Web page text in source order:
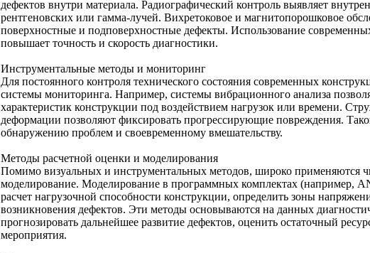
дефектов внутри материала. Радиографический контроль выявляет
рентгеновских или гамма-лучей. Вихретоковое и магнитопорошковое
поверхностные и подповерхностные дефекты. Использование
повышает точность и скорость диагностики.
Инструментальные методы и мониторинг
Для постоянного контроля технического состояния современных
системы мониторинга. Например, системы вибрационного анализа
характеристик конструкции под воздействием нагрузок или времени.
деформации позволяют фиксировать прогрессирующие повреждения.
обнаружению проблем и своевременному вмешательству.
Методы расчетной оценки и моделирования
Помимо визуальных и инструментальных методов, широко применяются
моделирование. Моделирование в программных комплектах (например,
расчет нагрузочной способности конструкции, определить зоны
возникновения дефектов. Эти методы основываются на данных
прогнозировать дальнейшее развитие дефектов, оценить остаточный
мероприятия.